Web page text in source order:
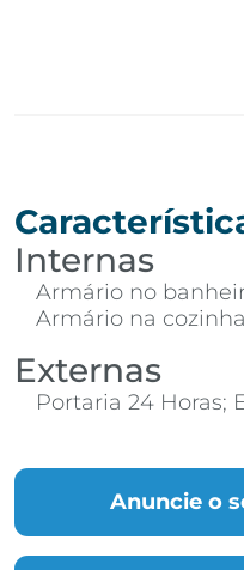
Anuncie o
Internas
Armário no
Armário na
Externas
Portaria 24 Horas;